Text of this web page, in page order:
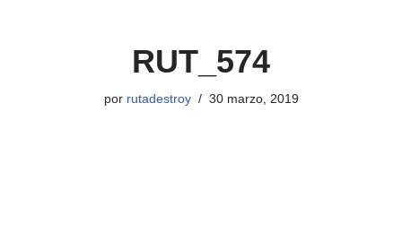
RUT_574
por rutadestroy 30 marzo, 2019